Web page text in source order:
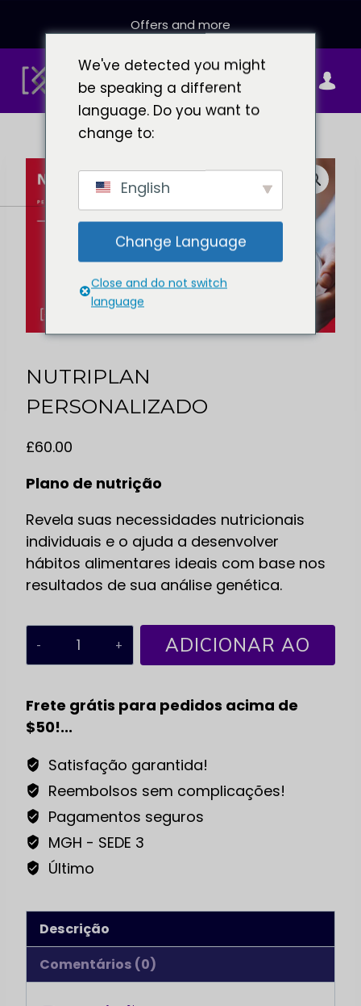
conteúdo
Offers and more
NUTRIPLAN
PERSONALIZADO
£60.00
Plano de nutrição
Revela suas necessidades nutricionais
individuais e o ajuda a desenvolver
hábitos alimentares ideais com base nos
resultados de sua análise genética.
Quantidade
de
PERSONALISED
ADICIONAR AO
Frete grátis para pedidos acima de
$50!...
Satisfação garantida!
Reembolsos sem complicações!
Pagamentos seguros
MGH - SEDE 3
Último
Descrição
Comentários (0)
We've detected you might
be speaking a different
language. Do you want to
change to:
English
Change Language
Close and do not switch
language